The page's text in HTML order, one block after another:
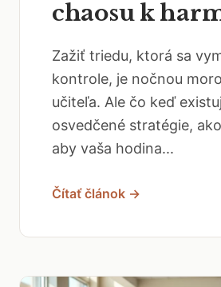
chaosu k
Zažiť triedu, ktorá sa
kontrole, je nočnou
učiteľa. Ale čo keď
osvedčené stratégie,
aby vaša hodina...
Čítať článok →